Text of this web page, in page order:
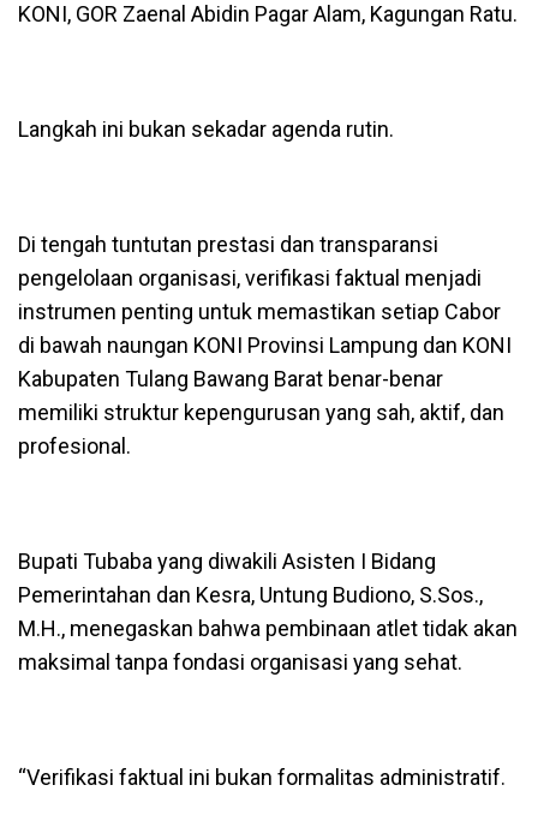
KONI, GOR Zaenal Abidin Pagar Alam, Kagungan Ratu.
Langkah ini bukan sekadar agenda rutin.
Di tengah tuntutan prestasi dan transparansi
pengelolaan organisasi, verifikasi faktual menjadi
instrumen penting untuk memastikan setiap Cabor
di bawah naungan KONI Provinsi Lampung dan KONI
Kabupaten Tulang Bawang Barat benar-benar
memiliki struktur kepengurusan yang sah, aktif, dan
profesional.
Bupati Tubaba yang diwakili Asisten I Bidang
Pemerintahan dan Kesra, Untung Budiono, S.Sos.,
M.H., menegaskan bahwa pembinaan atlet tidak akan
maksimal tanpa fondasi organisasi yang sehat.
“Verifikasi faktual ini bukan formalitas administratif.